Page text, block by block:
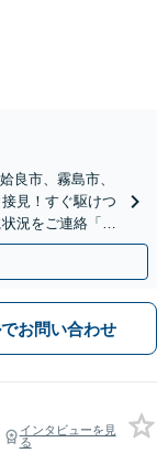
良市、霧島市、
見！すぐ駆けつ
況をご連絡「被
可】
お問い合わせ
インタビューを見
る